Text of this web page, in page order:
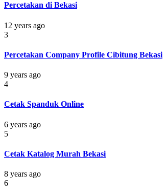
Percetakan di Bekasi
12 years ago
3
Percetakan Company Profile Cibitung Bekasi
9 years ago
4
Cetak Spanduk Online
6 years ago
5
Cetak Katalog Murah Bekasi
8 years ago
6